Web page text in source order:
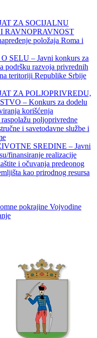
ZA SOCIJALNU
RAVNOPRAVNOST
položaja Roma i
SELU – Javni konkurs za
podršku razvoja privrednih
teritoriji Republike Srbije
ZA POLJOPRIVREDU,
– Konkurs za dodelu
korišćenja
poljoprivredne
i savetodavne službe i
SREDINE – Javni
finansiranje realizacije
i očuvanja predeonog
kao prirodnog resursa
pokrajine Vojvodine